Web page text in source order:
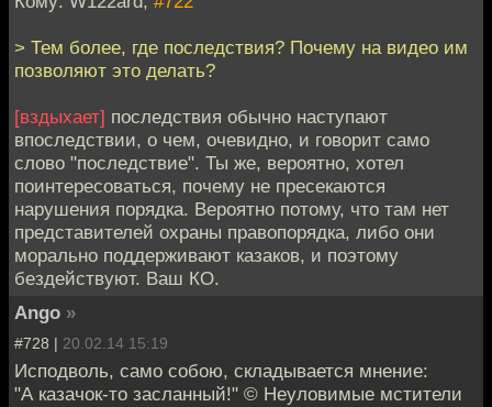
> Тем более, где последствия? Почему на видео им
позволяют это делать?
[вздыхает] последствия обычно наступают
впоследствии, о чем, очевидно, и говорит само
слово "последствие". Ты же, вероятно, хотел
поинтересоваться, почему не пресекаются
нарушения порядка. Вероятно потому, что там нет
представителей охраны правопорядка, либо они
морально поддерживают казаков, и поэтому
бездействуют. Ваш КО.
Ango »
#728 | 20.02.14 15:19
Исподволь, само собою, складывается мнение:
"А казачок-то засланный!" © Неуловимые мстители